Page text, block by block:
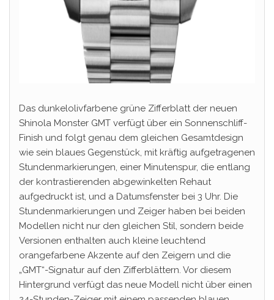
Das dunkelolivfarbene grüne Zifferblatt der neuen
Shinola Monster GMT verfügt über ein Sonnenschliff-
Finish und folgt genau dem gleichen Gesamtdesign
wie sein blaues Gegenstück, mit kräftig aufgetragenen
Stundenmarkierungen, einer Minutenspur, die entlang
der kontrastierenden abgewinkelten Rehaut
aufgedruckt ist, und a Datumsfenster bei 3 Uhr. Die
Stundenmarkierungen und Zeiger haben bei beiden
Modellen nicht nur den gleichen Stil, sondern beide
Versionen enthalten auch kleine leuchtend
orangefarbene Akzente auf den Zeigern und die
„GMT“-Signatur auf den Zifferblättern. Vor diesem
Hintergrund verfügt das neue Modell nicht über einen